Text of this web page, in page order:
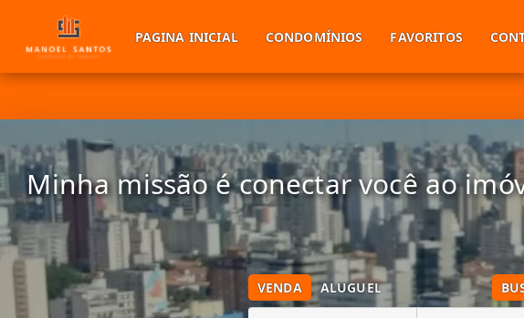
PAGINA INICIAL CONDOMÍNIOS FAVORITOS
Minha missão é conectar você ao
VENDA ALUGUEL